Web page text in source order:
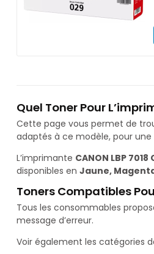
Quel Toner Pour
Cette page vous permet de
adaptés à ce modèle, pour
L’imprimante CANON LBP 7018
disponibles en Jaune,
Toners Compatibles
Tous les consommables
message d’erreur.
Voir également les catégories